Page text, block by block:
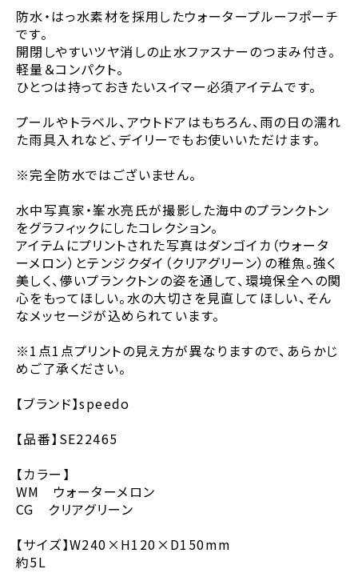
防水・はっ水素材を採用したウォータープルーフポーチ
です。
開閉しやすいツヤ消しの止水ファスナーのつまみ付き。
軽量＆コンパクト。
ひとつは持っておきたいスイマー必須アイテムです。
プールやトラベル、アウトドアはもちろん、雨の日の濡れ
た雨具入れなど、デイリーでもお使いいただけます。
※完全防水ではございません。
水中写真家・峯水亮氏が撮影した海中のプランクトン
をグラフィックにしたコレクション。
アイテムにプリントされた写真はダンゴイカ（ウォータ
ーメロン）とテンジクダイ（クリアグリーン）の稚魚。強く
美しく、儚いプランクトンの姿を通して、環境保全への関
心をもってほしい。水の大切さを見直してほしい、そん
なメッセージが込められています。
※1点1点プリントの見え方が異なりますので、あらかじ
めご了承ください。
【ブランド】speedo
【品番】SE22465
【カラー】
WM ウォーターメロン
CG クリアグリーン
【サイズ】W240×H120×D150mm
約5L